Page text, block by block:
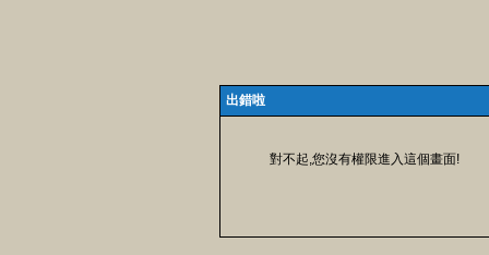
出錯啦
對不起,您沒有權限進入這個畫面!